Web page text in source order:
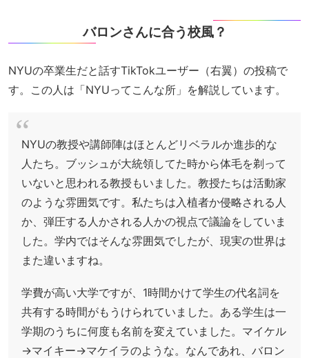
バロンさんに合う校風？
NYUの卒業生だと話すTikTokユーザー（右翼）の投稿で
す。この人は「NYUってこんな所」を解説しています。
NYUの教授や講師陣はほとんどリベラルか進歩的な
人たち。ブッシュが大統領してた時から体毛を剃って
いないと思われる教授もいました。教授たちは活動家
のような雰囲気です。私たちは入植者か侵略される人
か、弾圧する人かされる人かの視点で議論をしていま
した。学内ではそんな雰囲気でしたが、現実の世界は
また違いますね。
学費が高い大学ですが、1時間かけて学生の代名詞を
共有する時間がもうけられていました。ある学生は一
学期のうちに何度も名前を変えていました。マイケル
→マイキー→マケイラのような。なんであれ、バロン